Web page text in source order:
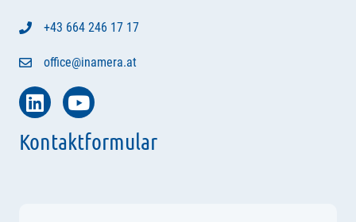
+43 664 246 17 17
office@inamera.at
Kontaktformular